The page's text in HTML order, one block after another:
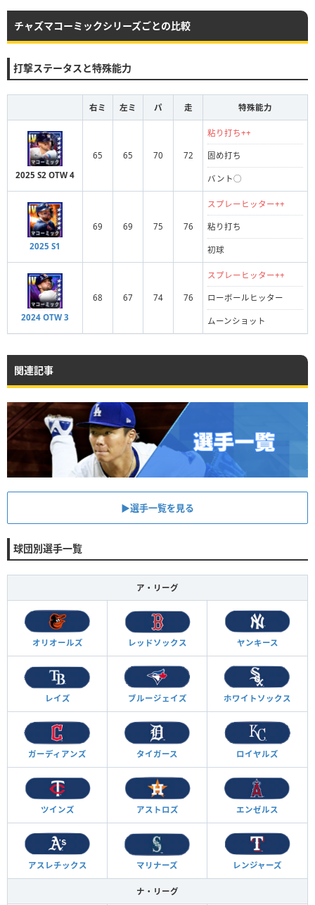
チャズマコーミックシリーズごとの比較
打撃ステータスと特殊能力
右ミ 左ミ パ 走 特殊能力
2025 S2 OTW 4
65 65 70 72
粘り打ち++
固め打ち
バント◯
2025 S1
69 69 75 76
スプレーヒッター++
粘り打ち
初球
2024 OTW 3
68 67 74 76
スプレーヒッター++
ローボールヒッター
ムーンショット
関連記事
▶︎選手一覧を見る
球団別選手一覧
ア・リーグ
オリオールズ レッドソックス ヤンキース
レイズ ブルージェイズ ホワイトソックス
ガーディアンズ タイガース ロイヤルズ
ツインズ アストロズ エンゼルス
アスレチックス マリナーズ レンジャーズ
ナ・リーグ